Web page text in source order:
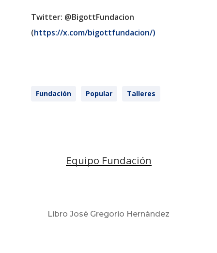
Twitter: @BigottFundacion
(https://x.com/bigottfundacion/)
Fundación Popular Talleres
Equipo Fundación
Libro José Gregorio Hernández